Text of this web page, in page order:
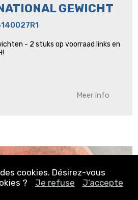
GEWICHT
- 2 stuks op voorraad links en
Meer info
cookies. Désirez-vous
?
Je refuse J’accepte